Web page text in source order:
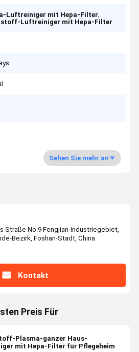
Luftreiniger mit Hepa-Filter,
Luftreiniger mit Hepa-Filter
Sehen Sie mehr an
Straße No.9 Fengjian-Industriegebiet,
Bezirk, Foshan-Stadt, China
Kontakt
Preis Für
Plasma-ganzer Haus-
mit Hepa-Filter für Pflegeheim